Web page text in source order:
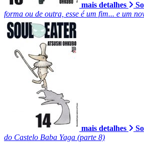
mais detalhes
forma ou de outra, esse é um fim... e um
mais detalhes
do Castelo Baba Yaga (parte 8)